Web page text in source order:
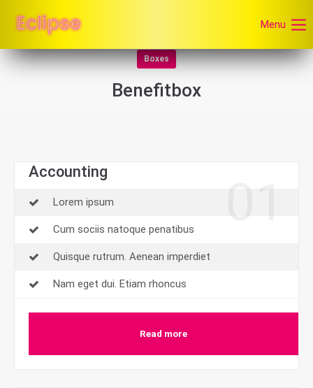
Menu
Boxes
Benefitbox
Accounting 01
Lorem ipsum
Cum sociis natoque penatibus
Quisque rutrum. Aenean imperdiet
Nam eget dui. Etiam rhoncus
Read more